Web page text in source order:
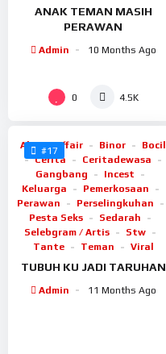
ANAK TEMAN MASIH
PERAWAN
Admin 10 Months Ago
0 4.5K
#17
Abg Affair Binor
Bocil
Cerita
Ceritadewasa
Gangbang
Incest
Keluarga
Pemerkosaan
Perawan
Perselingkuhan
Pesta Seks
Sedarah
Selebgram / Artis
Stw
Tante
Teman Viral
TUBUH KU JADI TARUHAN
Admin 11 Months Ago